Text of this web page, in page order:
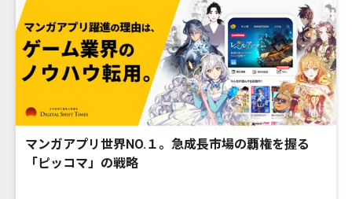
マンガアプリ世界NO.１。急成長市場の覇権を握る
「ピッコマ」の戦略